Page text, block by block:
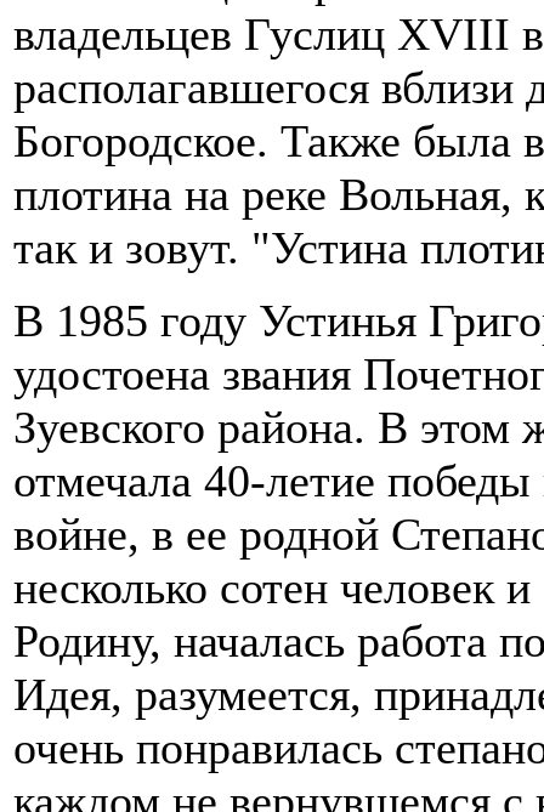
владельцев Гуслиц XVIII
располагавшегося вблизи
Богородское. Также была
плотина на реке
так и зовут. "Устина
В 1985 году Устинья
удостоена звания
Зуевского района. В этом
отмечала 40-летие
войне, в ее родной
несколько сотен человек
Родину, началась работа
Идея, разумеется,
очень понравилась
каждом не вернувшемся с